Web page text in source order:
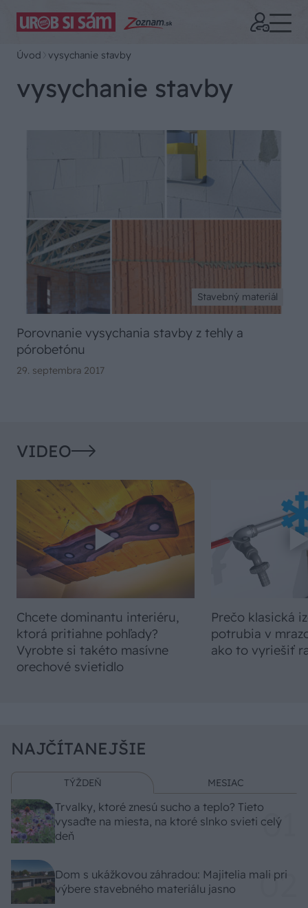
Úvod vysychanie stavby
vysychanie stavby
Stavebný materiál
Porovnanie vysychania stavby z tehly a
pórobetónu
29. septembra 2017
VIDEO
Chcete dominantu interiéru,
ktorá pritiahne pohľady?
Vyrobte si takéto masívne
orechové svietidlo
Prečo klasická
potrubia v
ako to vyriešiť
NAJČÍTANEJŠIE
TÝŽDEŇ MESIAC
Trvalky, ktoré znesú sucho a teplo? Tieto
vysaďte na miesta, na ktoré slnko svieti celý
deň
Dom s ukážkovou záhradou: Majitelia mali pri
výbere stavebného materiálu jasno